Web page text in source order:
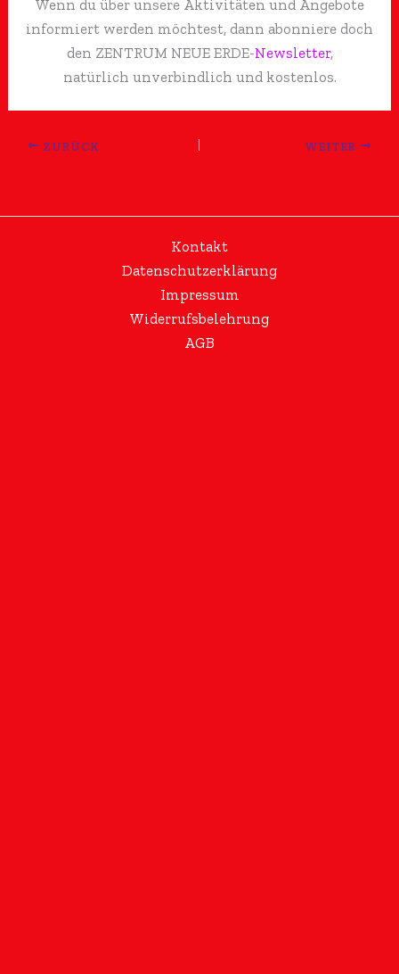
Wenn du über unsere Aktivitäten und Angebote
informiert werden möchtest, dann abonniere doch
den ZENTRUM NEUE ERDE-Newsletter,
natürlich unverbindlich und kostenlos.
ZURÜCK WEITER
Kontakt
Datenschutzerklärung
Impressum
Widerrufsbelehrung
AGB